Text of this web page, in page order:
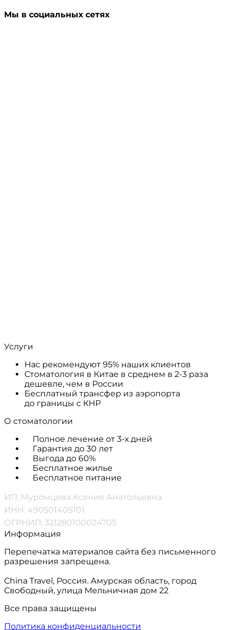
Мы в социальных сетях
Услуги
Нас рекомендуют 95% наших клиентов
Стоматология в Китае в среднем в 2-3 раза
дешевле, чем в России
Бесплатный трансфер из аэропорта
до границы с КНР
О стоматологии
Полное лечение от 3-х дней
Гарантия до 30 лет
Выгода до 60%
Бесплатное жилье
Бесплатное питание
ИП: Муромцева Ксения Анатольевна
ИНН: 490501405101
ОГРНИП: 321280100024705
Информация
Перепечатка материалов сайта без письменного
разрешения запрещена.
China Travel, Россия. Амурская область, город
Свободный, улица Мельничная дом 22
Все права защищены
Политика конфиденциальности